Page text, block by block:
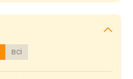
всі